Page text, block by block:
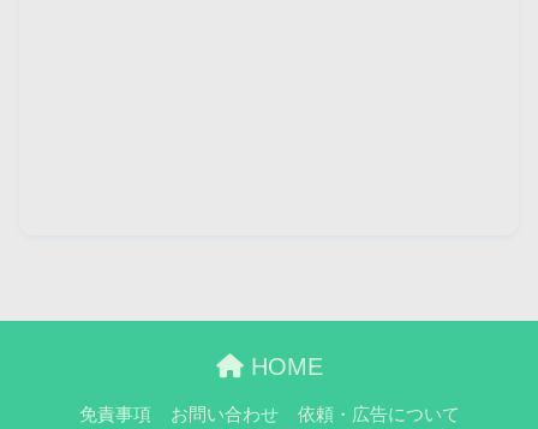
HOME
免責事項 お問い合わせ 依頼・広告について